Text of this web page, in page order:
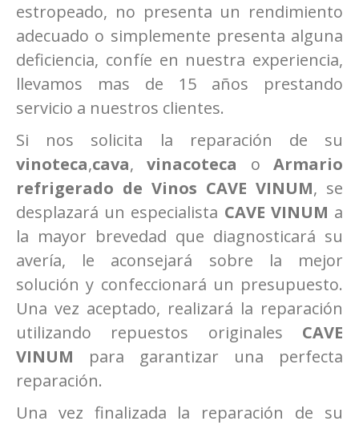
estropeado, no presenta un rendimiento
adecuado o simplemente presenta alguna
deficiencia, confíe en nuestra experiencia,
llevamos mas de 15 años prestando
servicio a nuestros clientes.
Si nos solicita la reparación de su
vinoteca,cava,vinacoteca oArmario
refrigerado de Vinos CAVE VINUM, se
desplazará un especialista CAVE VINUM a
la mayor brevedad que diagnosticará su
avería, le aconsejará sobre la mejor
solución y confeccionará un presupuesto.
Una vez aceptado, realizará la reparación
utilizando repuestos originales CAVE
VINUM para garantizar una perfecta
reparación.
Una vez finalizada la reparación de su